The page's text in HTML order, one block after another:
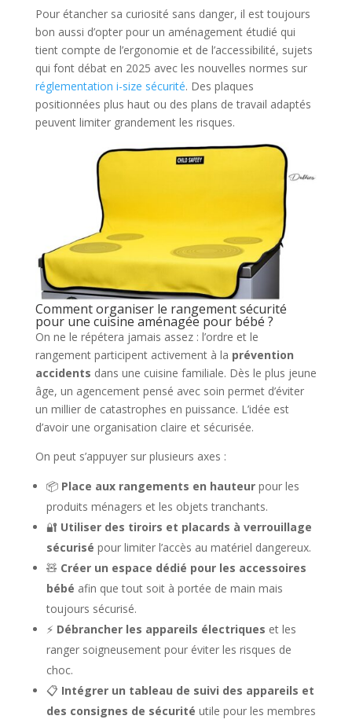
Pour étancher sa curiosité sans danger, il est toujours
bon aussi d’opter pour un aménagement étudié qui
tient compte de l’ergonomie et de l’accessibilité, sujets
qui font débat en 2025 avec les nouvelles normes sur
réglementation i-size sécurité. Des plaques
positionnées plus haut ou des plans de travail adaptés
peuvent limiter grandement les risques.
Comment organiser le rangement sécurité
pour une cuisine aménagée pour bébé ?
On ne le répétera jamais assez : l’ordre et le
rangement participent activement à la prévention
accidents dans une cuisine familiale. Dès le plus jeune
âge, un agencement pensé avec soin permet d’éviter
un millier de catastrophes en puissance. L’idée est
d’avoir une organisation claire et sécurisée.
On peut s’appuyer sur plusieurs axes :
📦 Place aux rangements en hauteurpour les
produits ménagers et les objets tranchants.
🔐 Utiliser des tiroirs et placards à verrouillage
sécurisé pour limiter l’accès au matériel dangereux.
🧸 Créer un espace dédié pour les accessoires
bébé afin que tout soit à portée de main mais
toujours sécurisé.
⚡ Débrancher les appareils électriques et les
ranger soigneusement pour éviter les risques de
choc.
📋 Intégrer un tableau de suivi des appareils et
des consignes de sécurité utile pour les membres